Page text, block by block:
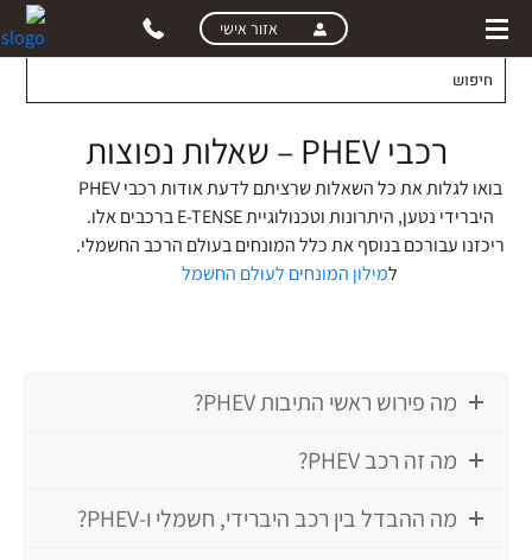
skip
content
skip
menu
אזור אישי
רכבי PHEV – שאלות נפוצות
בואו לגלות את כל השאלות שרציתם לדעת אודות רכבי PHEV
היברידי נטען, היתרונות וטכנולוגיית E-TENSE ברכבים אלו.
ריכזנו עבורכם בנוסף את כלל המונחים בעולם הרכב החשמלי.
למילון המונחים לעולם החשמל
מה פירוש ראשי התיבות PHEV?
מה זה רכב PHEV?
מה ההבדל בין רכב היברידי, חשמלי ו-PHEV?